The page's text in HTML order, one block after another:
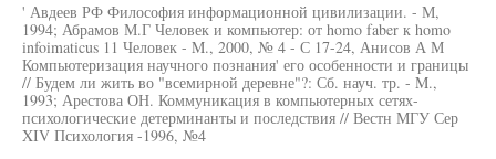
' Авдеев РФ Философия информационной цивилизации. - М,
1994; Абрамов М.Г Человек и компьютер: от homo faber к homo
infoimaticus 11 Человек - M., 2000, № 4 - С 17-24, Анисов А М
Компьютеризация научного познания' его особенности и границы
// Будем ли жить во "всемирной деревне"?: Сб. науч. тр. - M.,
1993; Арестова ОН. Коммуникация в компьютерных сетях-
психологические детерминанты и последствия // Вестн МГУ Сер
XIV Психология -1996, №4